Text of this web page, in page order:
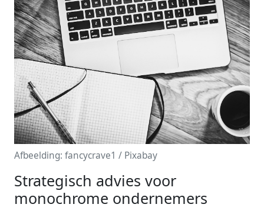
Afbeelding: fancycrave1 / Pixabay
Strategisch advies voor
monochrome ondernemers